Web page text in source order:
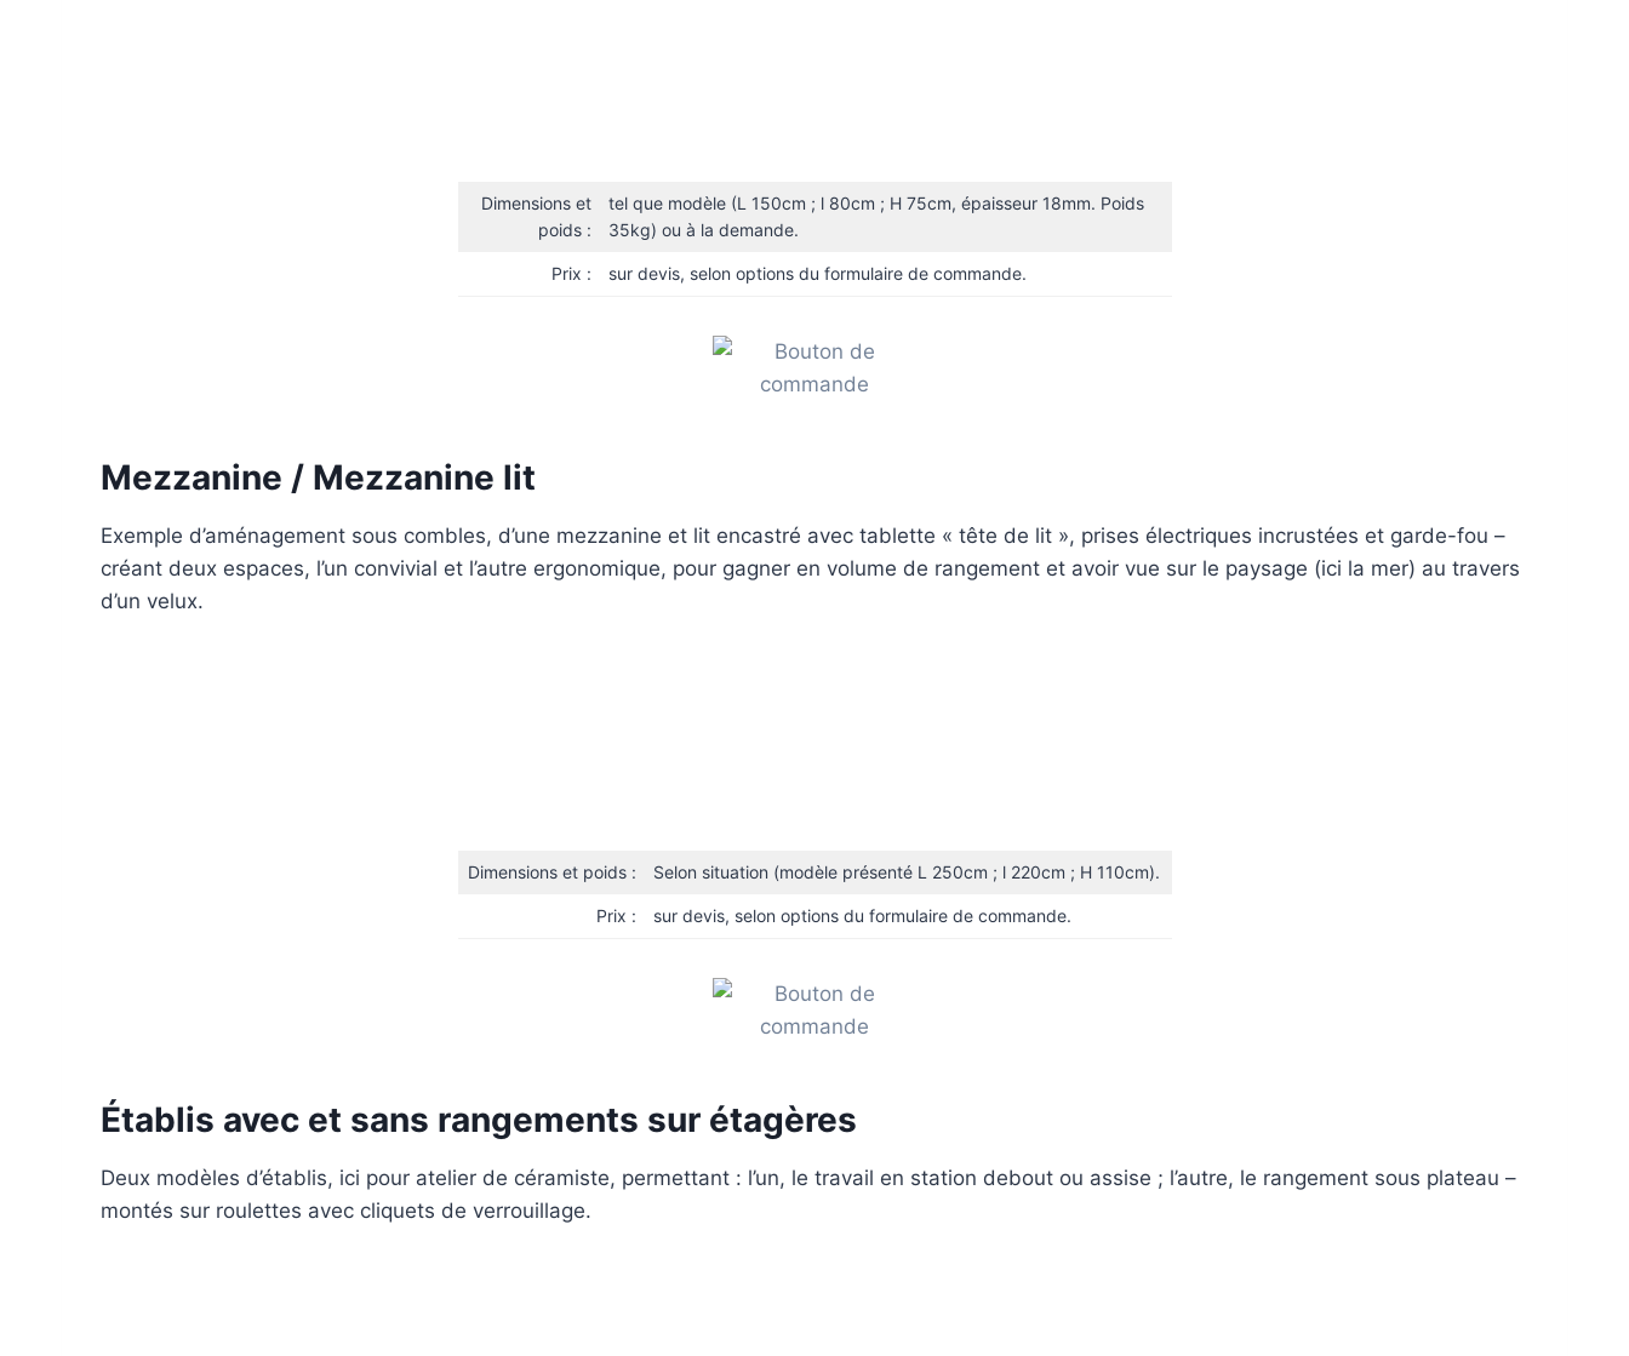
Dimensions et
poids :
tel que modèle (L 150cm ; l 80cm ; H 75cm, épaisseur 18mm. Poids
35kg) ou à la demande.
Prix : sur devis, selon options du formulaire de commande.
Mezzanine / Mezzanine lit
Exemple d’aménagement sous combles, d’une mezzanine et lit encastré avec tablette « tête de lit », prises électriques incrustées et garde-fou –
créant deux espaces, l’un convivial et l’autre ergonomique, pour gagner en volume de rangement et avoir vue sur le paysage (ici la mer) au travers
d’un velux.
Dimensions et poids : Selon situation (modèle présenté L 250cm ; l 220cm ; H 110cm).
Prix : sur devis, selon options du formulaire de commande.
Établis avec et sans rangements sur étagères
Deux modèles d’établis, ici pour atelier de céramiste, permettant : l’un, le travail en station debout ou assise ; l’autre, le rangement sous plateau –
montés sur roulettes avec cliquets de verrouillage.